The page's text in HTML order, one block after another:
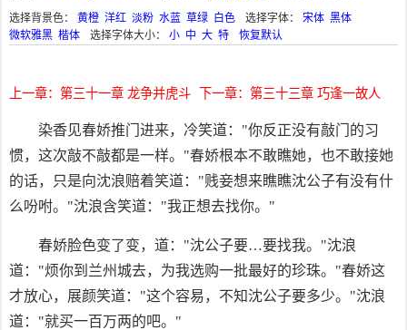
选择背景色： 黄橙 洋红 淡粉 水蓝 草绿 白色 选择字体： 宋体 黑体
微软雅黑 楷体 选择字体大小： 小 中 大 特 恢复默认
上一章：第三十一章 龙争并虎斗 下一章：第三十三章 巧逢一故人
染香见春娇推门进来，冷笑道："你反正没有敲门的习
惯，这次敲不敲都是一样。"春娇根本不敢瞧她，也不敢接她
的话，只是向沈浪赔着笑道："贱妾想来瞧瞧沈公子有没有什
么吩咐。"沈浪含笑道："我正想去找你。"
春娇脸色变了变，道："沈公子要…要找我。"沈浪
道："烦你到兰州城去，为我选购一批最好的珍珠。"春娇这
才放心，展颜笑道："这个容易，不知沈公子要多少。"沈浪
道："就买一百万两的吧。"